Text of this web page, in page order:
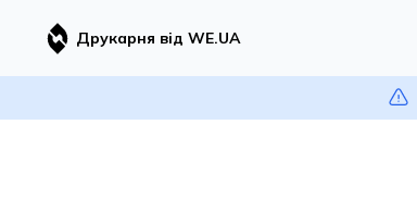
Друкарня від WE.UA